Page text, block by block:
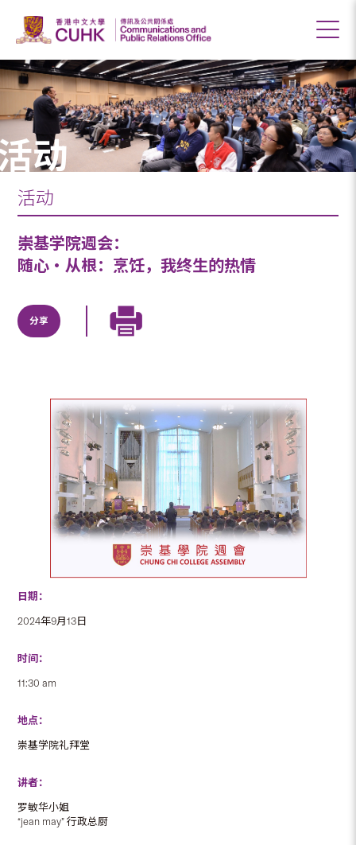
动
活动
崇基学院週会：
随心‧从根：烹饪，我终生的热情
分享
日期：
2024年9月13日
时间：
11:30 am
地点：
崇基学院礼拜堂
讲者：
罗敏华小姐
“jean may” 行政总厨